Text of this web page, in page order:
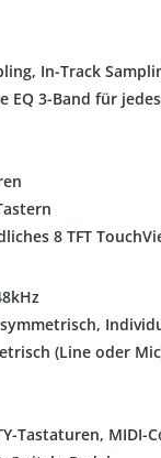
In-Track
EQ 3-Band für
8 TFT
(Line oder
Tastaturen,